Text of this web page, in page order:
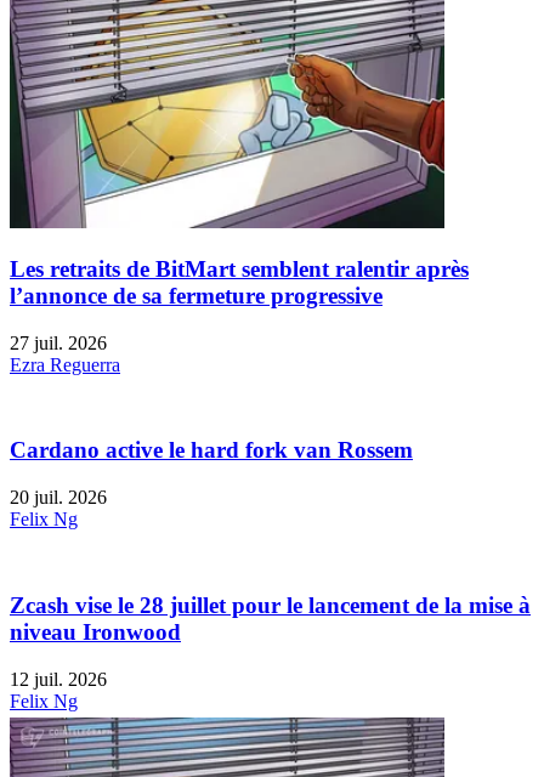
Les retraits de BitMart semblent ralentir après
l’annonce de sa fermeture progressive
27 juil. 2026
Ezra Reguerra
Cardano active le hard fork van Rossem
20 juil. 2026
Felix Ng
Zcash vise le 28 juillet pour le lancement de la mise à
niveau Ironwood
12 juil. 2026
Felix Ng